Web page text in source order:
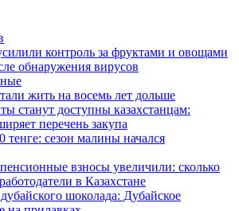
контроль за фруктами и овощами
обнаружения вирусов
жить на восемь лет дольше
станут доступны казахстанцам:
перечень закупа
тенге: сезон малины начался
взносы увеличили: сколько
в Казахстане
шоколада: Дубайское